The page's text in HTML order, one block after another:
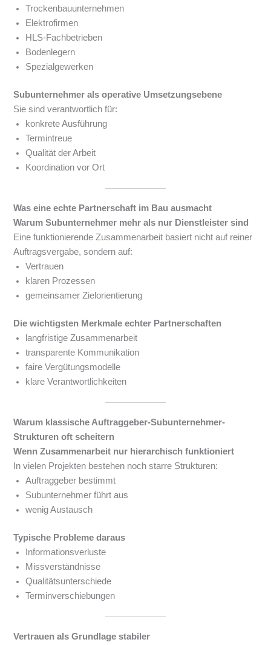
Trockenbauunternehmen
Elektrofirmen
HLS-Fachbetrieben
Bodenlegern
Spezialgewerken
Subunternehmer als operative Umsetzungsebene
Sie sind verantwortlich für:
konkrete Ausführung
Termintreue
Qualität der Arbeit
Koordination vor Ort
Was eine echte Partnerschaft im Bau ausmacht
Warum Subunternehmer mehr als nur Dienstleister sind
Eine funktionierende Zusammenarbeit basiert nicht auf reiner
Auftragsvergabe, sondern auf:
Vertrauen
klaren Prozessen
gemeinsamer Zielorientierung
Die wichtigsten Merkmale echter Partnerschaften
langfristige Zusammenarbeit
transparente Kommunikation
faire Vergütungsmodelle
klare Verantwortlichkeiten
Warum klassische Auftraggeber-Subunternehmer-
Strukturen oft scheitern
Wenn Zusammenarbeit nur hierarchisch funktioniert
In vielen Projekten bestehen noch starre Strukturen:
Auftraggeber bestimmt
Subunternehmer führt aus
wenig Austausch
Typische Probleme daraus
Informationsverluste
Missverständnisse
Qualitätsunterschiede
Terminverschiebungen
Vertrauen als Grundlage stabiler